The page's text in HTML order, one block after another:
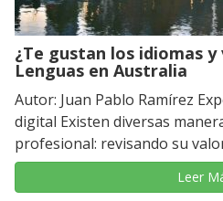
¿Te gustan los idiomas
Lenguas en Australia
Autor: Juan Pablo Ramírez
digital Existen diversas
profesional: revisando su
Leer